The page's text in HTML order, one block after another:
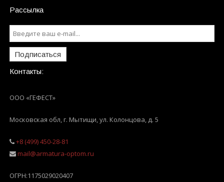
Рассылка
Подписаться
Контакты:
ООО «ГЕФЕСТ»
Московская обл, г. Мытищи,ул. Колонцова, д. 5
+8 (499) 450-28-81
mail@armatura-optom.ru
ОГРН:1175029020407